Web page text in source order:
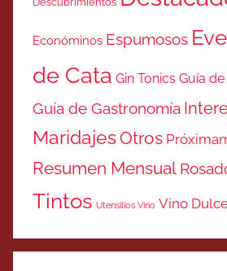
Económinos Espumosos
de Cata Gin Tonics Guía
Guía de Gastronomía
MaridajesOtros
Resumen Mensual
Tintos Utensilios Vino Vino